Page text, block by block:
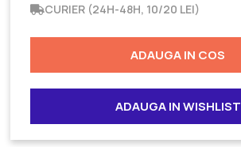
CURIER (24H-48H, 10/20 LEI)
ADAUGA IN COS
ADAUGA IN WISHLIST